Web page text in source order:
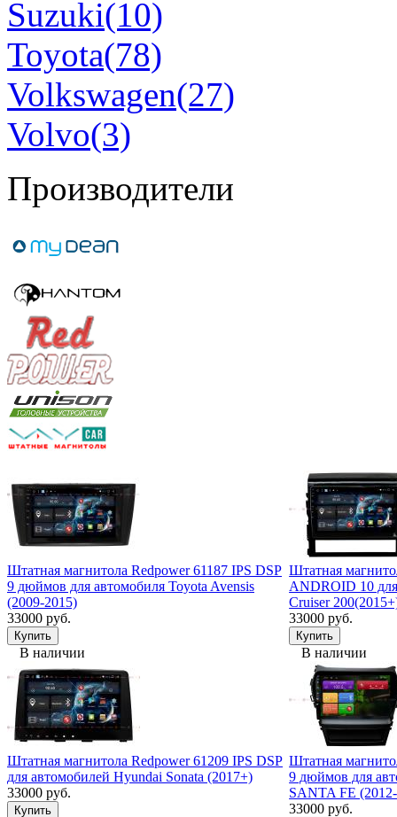
Suzuki(10)
Toyota(78)
Volkswagen(27)
Volvo(3)
Производители
Штатная магнитола Redpower 61187 IPS DSP
9 дюймов для автомобиля Toyota Avensis
(2009-2015)
33000 руб.
В наличии
Штатная
ANDROID 10
Cruiser
33000 руб.
В наличии
Штатная магнитола Redpower 61209 IPS DSP
для автомобилей Hyundai Sonata (2017+)
33000 руб.
Штатная
9 дюймов для
SANTA FE
33000 руб.